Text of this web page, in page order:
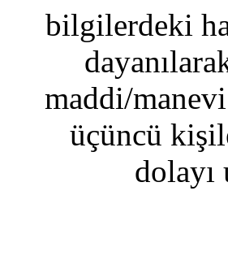
bilgilerdeki
maddi/
üçüncü